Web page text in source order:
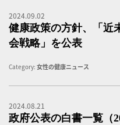
2024.09.02
健康政策の方針、「近
会戦略」を公表
Category: 女性の健康ニュース
2024.08.21
政府公表の白書一覧